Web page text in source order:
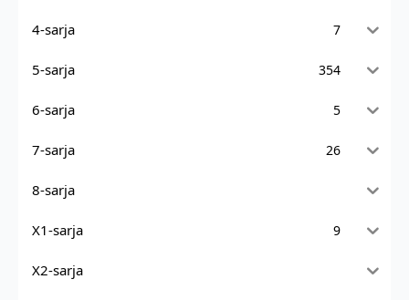
4-sarja 7
5-sarja 354
6-sarja 5
7-sarja 26
8-sarja
X1-sarja 9
X2-sarja